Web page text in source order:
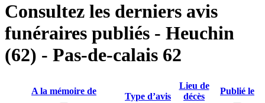
Consultez les derniers avis
funéraires publiés - Heuchin
(62) - Pas-de-calais 62
A la mémoire de
Type d’avis
Lieu de
décès
Publié le